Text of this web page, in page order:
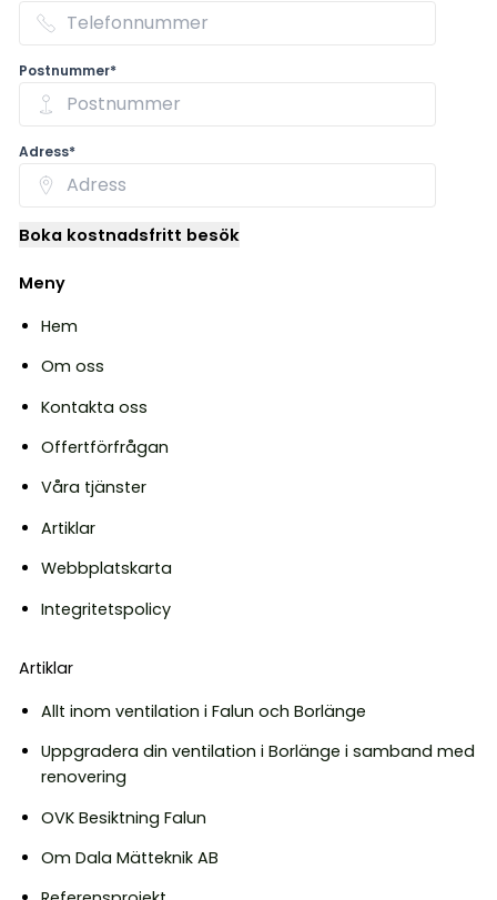
Postnummer*
Adress*
Boka kostnadsfritt besök
Meny
Hem
Om oss
Kontakta oss
Offertförfrågan
Våra tjänster
Artiklar
Webbplatskarta
Integritetspolicy
Artiklar
Allt inom ventilation i Falun och Borlänge
Uppgradera din ventilation i Borlänge i samband med
renovering
OVK Besiktning Falun
Om Dala Mätteknik AB